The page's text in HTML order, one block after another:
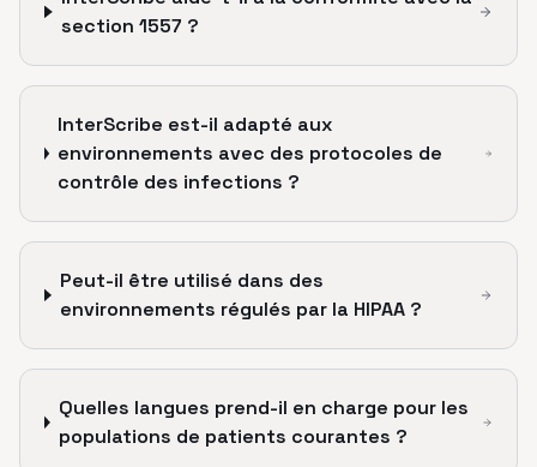
section 1557 ?
InterScribe est-il adapté aux
environnements avec des protocoles de
contrôle des infections ?
Peut-il être utilisé dans des
environnements régulés par la HIPAA ?
Quelles langues prend-il en charge pour les
populations de patients courantes ?